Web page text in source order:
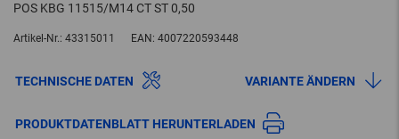
POS KBG 11515/M14 CT ST 0,50
Artikel-Nr.: 43315011 EAN: 4007220593448
TECHNISCHE DATEN VARIANTE ÄNDERN
PRODUKTDATENBLATT HERUNTERLADEN